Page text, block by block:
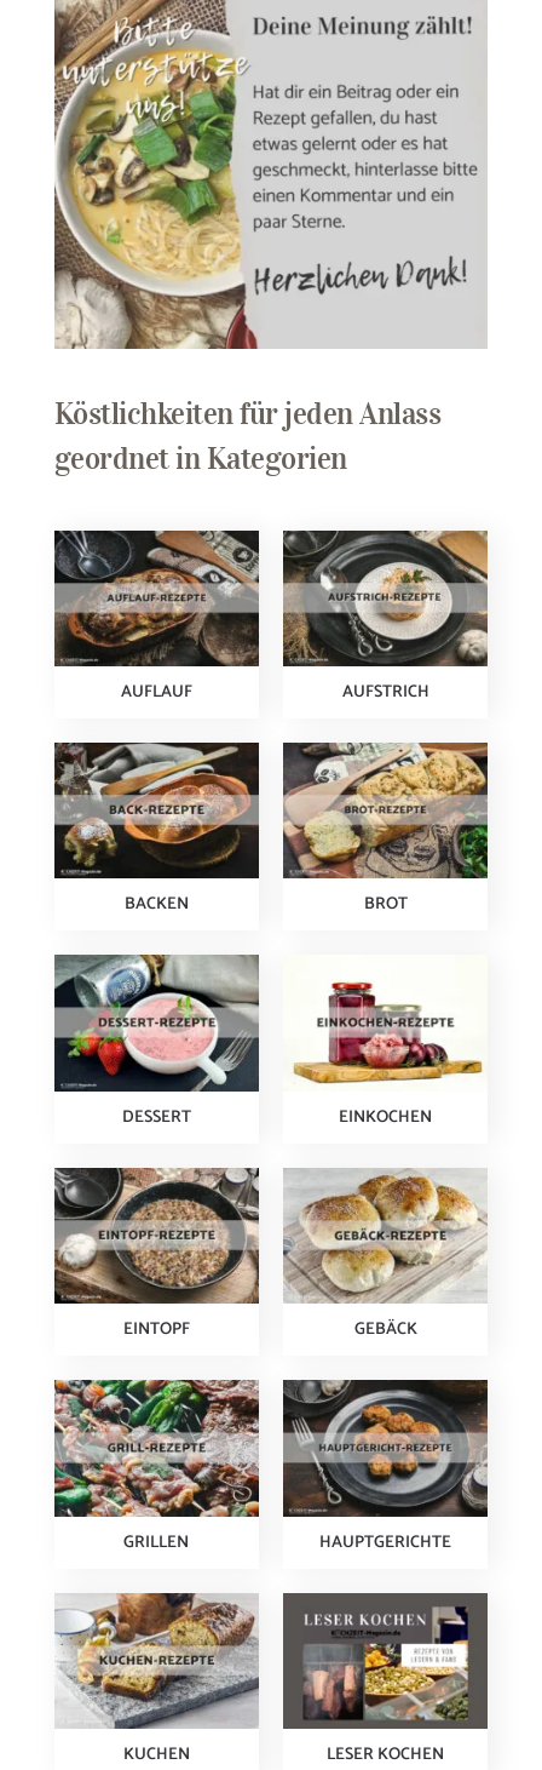
Köstlichkeiten für jeden Anlass
geordnet in Kategorien
AUFLAUF AUFSTRICH
BACKEN BROT
DESSERT EINKOCHEN
EINTOPF GEBÄCK
GRILLEN HAUPTGERICHTE
KUCHEN LESER KOCHEN